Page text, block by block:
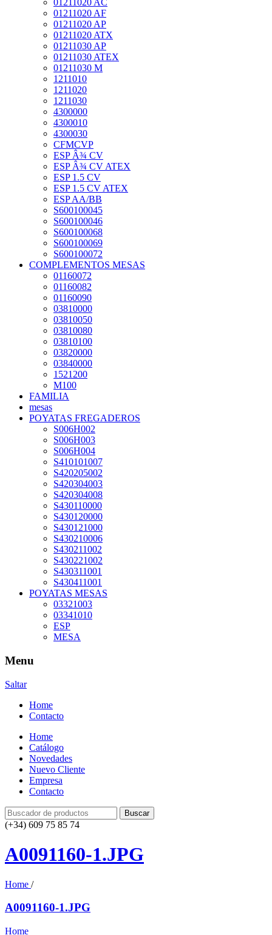
01211020 AC
01211020 AF
01211020 AP
01211020 ATX
01211030 AP
01211030 ATEX
01211030 M
1211010
1211020
1211030
4300000
4300010
4300030
CFMCVP
ESP Â¾ CV
ESP Â¾ CV ATEX
ESP 1.5 CV
ESP 1.5 CV ATEX
ESP AA/BB
S600100045
S600100046
S600100068
S600100069
S600100072
COMPLEMENTOS MESAS
01160072
01160082
01160090
03810000
03810050
03810080
03810100
03820000
03840000
1521200
M100
FAMILIA
mesas
POYATAS FREGADEROS
S006H002
S006H003
S006H004
S410101007
S420205002
S420304003
S420304008
S430110000
S430120000
S430121000
S430210006
S430211002
S430221002
S430311001
S430411001
POYATAS MESAS
03321003
03341010
ESP
MESA
Menu
Saltar
Home
Contacto
Home
Catálogo
Novedades
Nuevo Cliente
Empresa
Contacto
(+34) 609 75 85 74
A0091160-1.JPG
Home /
A0091160-1.JPG
Home